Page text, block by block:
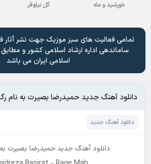
خورشید و ماه
گل نیلوفر
تمامی فعالیت های سبز موزیک جهت نشر آثار
ساماندهی اداره ارشاد اسلامی کشور و
اسلامی ایران می باشد
دانلود آهنگ جدید حمیدرضا بصیرت به نام
دانلود آهنگ جدید
دانلود آهنگ جدیدحمیدرضا بصیرت